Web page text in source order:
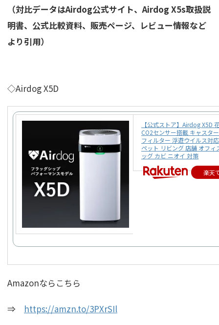
（対比データはAirdog公式サイト、Airdog X5s取扱説
明書、公式比較資料、販売ページ、レビュー情報など
より引用）
◇Airdog X5D
【公式ストア】Airdog X5D
CO2センサー搭載 キャスタ
フィルター 浮遊ウイルス対
ペット リビング 店舗 オフィ
ッグ カビ ニオイ 対策
楽天
Amazonならこちら
⇒ https://amzn.to/3PXrSIl